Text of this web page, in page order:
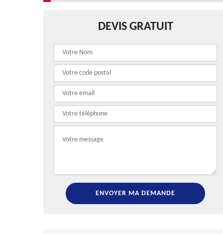
DEVIS GRATUIT